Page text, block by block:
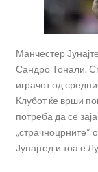
Манчестер
Сандро Тонали.
играчот од
Клубот ќе врши
потреба да се
„страчноцрните“
Јунајтед и тоа е